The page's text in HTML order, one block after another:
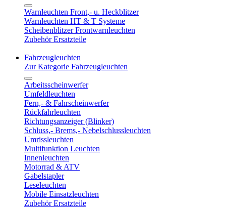
Warnleuchten Front,- u. Heckblitzer
Warnleuchten HT & T Systeme
Scheibenblitzer Frontwarnleuchten
Zubehör Ersatzteile
Fahrzeugleuchten
Zur Kategorie Fahrzeugleuchten
Arbeitsscheinwerfer
Umfeldleuchten
Fern,- & Fahrscheinwerfer
Rückfahrleuchten
Richtungsanzeiger (Blinker)
Schluss,- Brems,- Nebelschlussleuchten
Umrissleuchten
Multifunktion Leuchten
Innenleuchten
Motorrad & ATV
Gabelstapler
Leseleuchten
Mobile Einsatzleuchten
Zubehör Ersatzteile